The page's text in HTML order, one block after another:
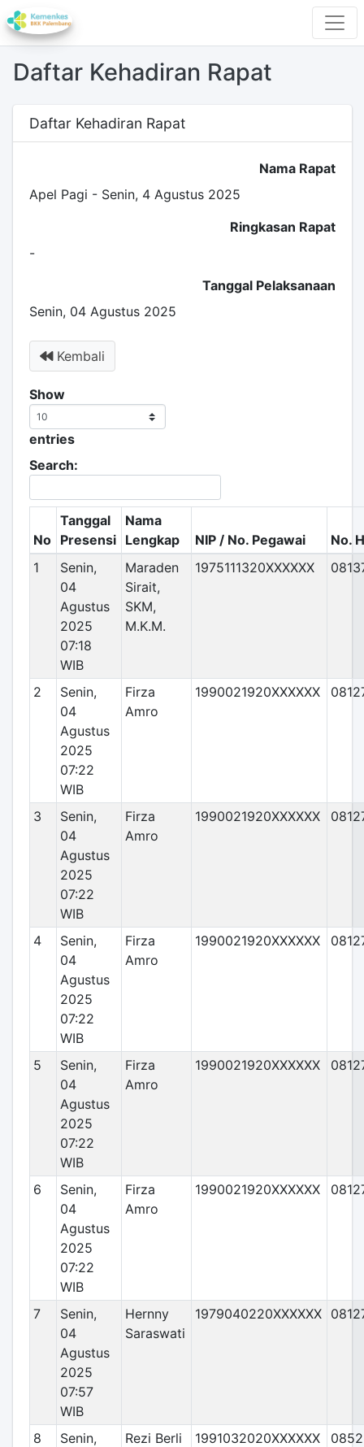
Daftar Kehadiran Rapat
Daftar Kehadiran Rapat
Nama Rapat
Apel Pagi - Senin, 4 Agustus 2025
Ringkasan Rapat
-
Tanggal Pelaksanaan
Senin, 04 Agustus 2025
Kembali
Show
entries
Search:
No
Tanggal
Presensi
Nama
Lengkap
NIP / No. Pegawai
No.
1
Senin,
04
Agustus
2025
07:18
WIB
Maraden
Sirait,
SKM,
M.K.M.
1975111320XXXXXX
2
Senin,
04
Agustus
2025
07:22
WIB
Firza
Amro
1990021920XXXXXX
3
Senin,
04
Agustus
2025
07:22
WIB
Firza
Amro
1990021920XXXXXX
4
Senin,
04
Agustus
2025
07:22
WIB
Firza
Amro
1990021920XXXXXX
5
Senin,
04
Agustus
2025
07:22
WIB
Firza
Amro
1990021920XXXXXX
6
Senin,
04
Agustus
2025
07:22
WIB
Firza
Amro
1990021920XXXXXX
7
Senin,
04
Agustus
2025
07:57
WIB
Hernny
Saraswati
1979040220XXXXXX
8
Senin,
Rezi Berli
1991032020XXXXXX